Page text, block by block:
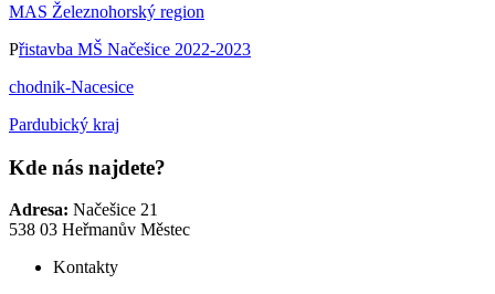
MAS Železnohorský region
Přistavba MŠ Načešice 2022-2023
chodnik-Nacesice
Pardubický kraj
Kde nás najdete?
Adresa: Načešice 21
538 03 Heřmanův Městec
Kontakty